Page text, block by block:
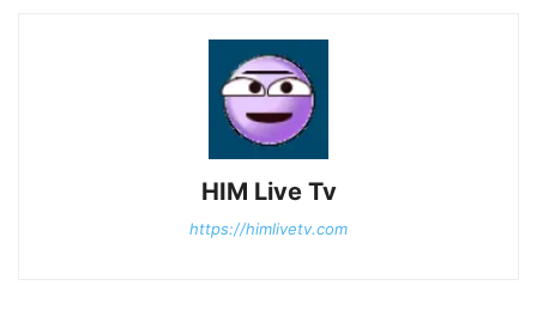
HIM Live Tv
https://himlivetv.com